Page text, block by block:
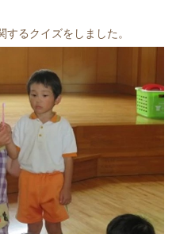
るクイズをしました。